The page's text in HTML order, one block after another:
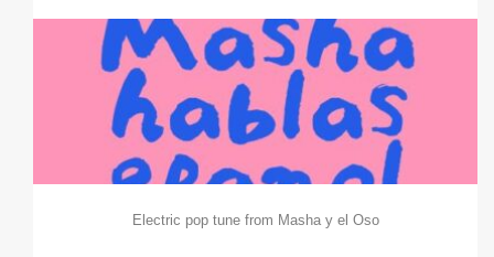
Electric pop tune from Masha y el Oso